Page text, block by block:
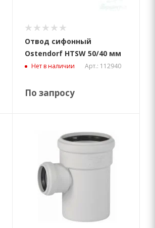
Отвод сифонный
Ostendorf HTSW 50/40 мм
Нет в наличии Арт.: 112940
По запросу